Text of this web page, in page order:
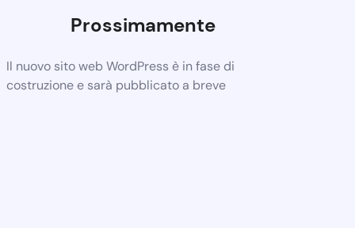
Prossimamente
Il nuovo sito web WordPress è in fase di
costruzione e sarà pubblicato a breve